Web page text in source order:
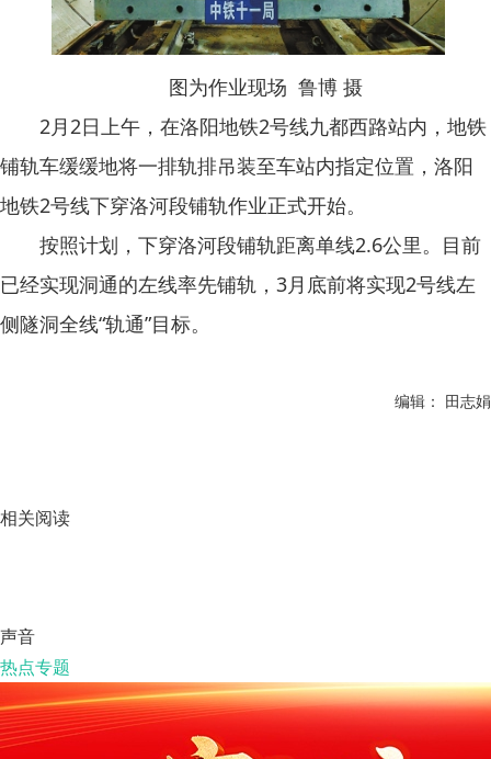
图为作业现场 鲁博 摄
2月2日上午，在洛阳地铁2号线九都西路站内，地铁
铺轨车缓缓地将一排轨排吊装至车站内指定位置，洛阳
地铁2号线下穿洛河段铺轨作业正式开始。
按照计划，下穿洛河段铺轨距离单线2.6公里。目前
已经实现洞通的左线率先铺轨，3月底前将实现2号线左
侧隧洞全线“轨通”目标。
编辑： 田志娟
相关阅读
声音
热点专题